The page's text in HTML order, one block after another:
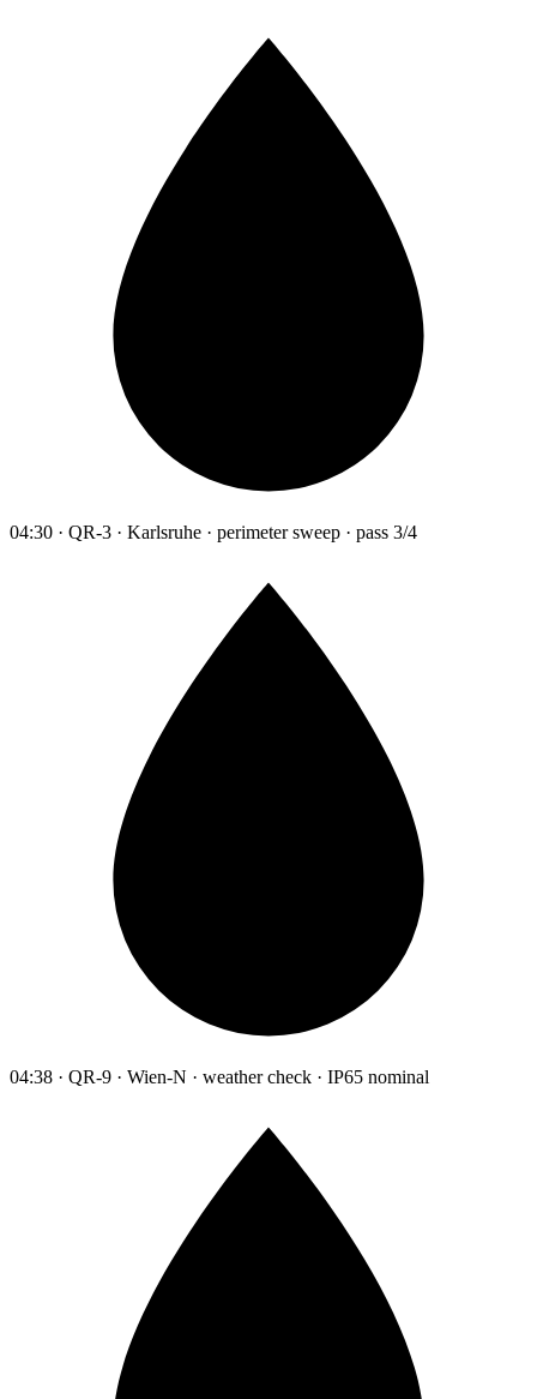
04:30 · QR-3 · Karlsruhe · perimeter sweep · pass 3/4
04:38 · QR-9 · Wien-N · weather check · IP65 nominal